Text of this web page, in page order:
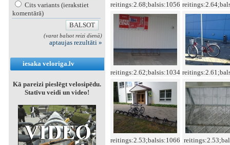
Cits variants (ierakstiet
komentārā)
(varat balsot reizi dienā)
aptaujas rezultāti »
iesaka veloriga.lv
Kā pareizi pieslēgt velosipēdu.
Statīvu veidi un video!
reitings:2.68;balsis:1056
reitings:2.62;balsis:1034
reitings:2.53;balsis:1066